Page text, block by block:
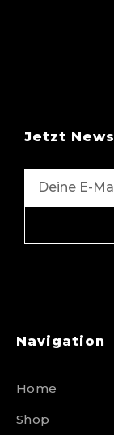
Jetzt
Navigation
Home
Shop